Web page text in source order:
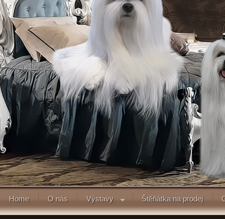
Home O nás Výstavy Štěňátka na prodej